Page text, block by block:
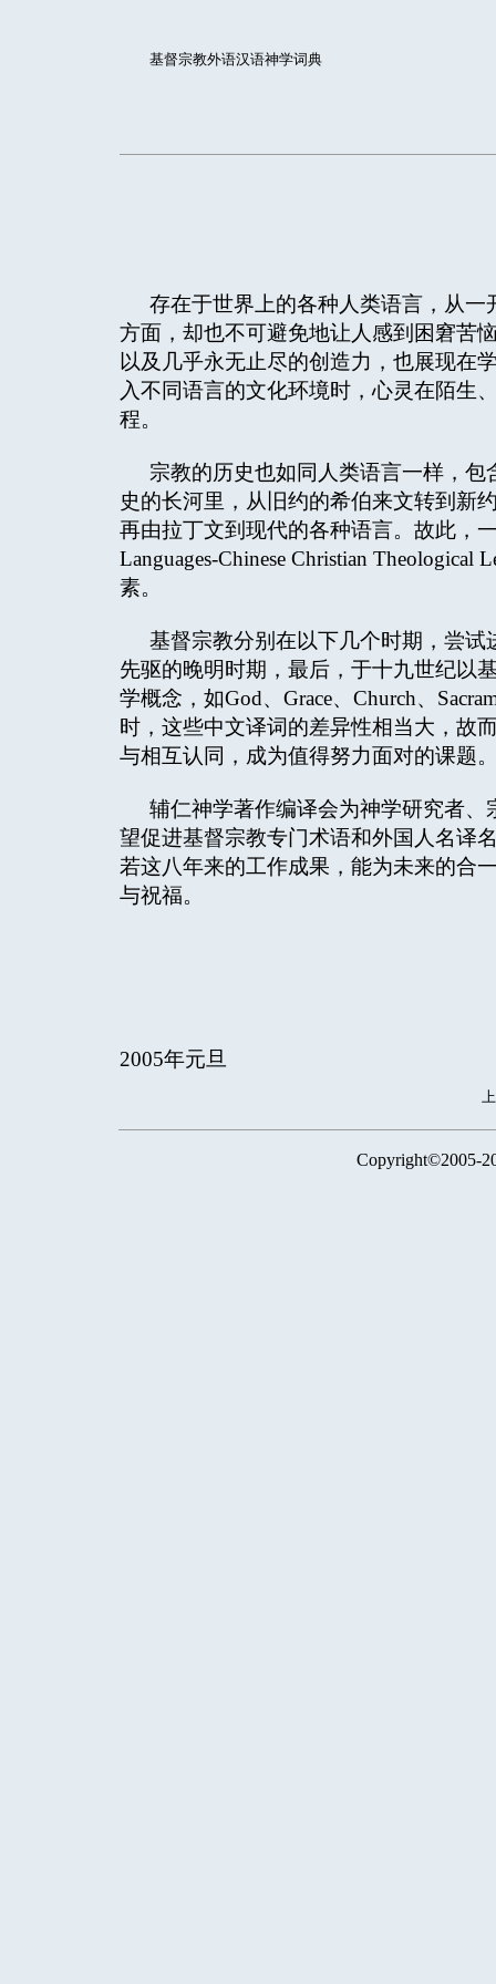
基督宗教外语汉语神学词典
存在于世界上的各种人类语言，从
方面，却也不可避免地让人感到困窘苦
以及几乎永无止尽的创造力，也展现在
入不同语言的文化环境时，心灵在陌生
程。
宗教的历史也如同人类语言一样，
史的长河里，从旧约的希伯来文转到新
再由拉丁文到现代的各种语言。故此，
Languages-Chinese Christian Theological
素。
基督宗教分别在以下几个时期，尝
先驱的晚明时期，最后，于十九世纪以
学概念，如God、Grace、Church、
时，这些中文译词的差异性相当大，故
与相互认同，成为值得努力面对的课题
辅仁神学著作编译会为神学研究者
望促进基督宗教专门术语和外国人名译
若这八年来的工作成果，能为未来的合
与祝福。
2005年元旦
Copyright©2005-